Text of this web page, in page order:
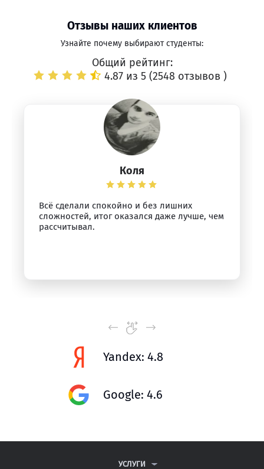
Отзывы наших клиентов
Узнайте почему выбирают студенты:
Общий рейтинг:
4.87 из 5 (2548 отзывов )
Коля
Всё сделали спокойно и без лишних
сложностей, итог оказался даже лучше, чем
рассчитывал.
Yandex: 4.8
Google: 4.6
УСЛУГИ